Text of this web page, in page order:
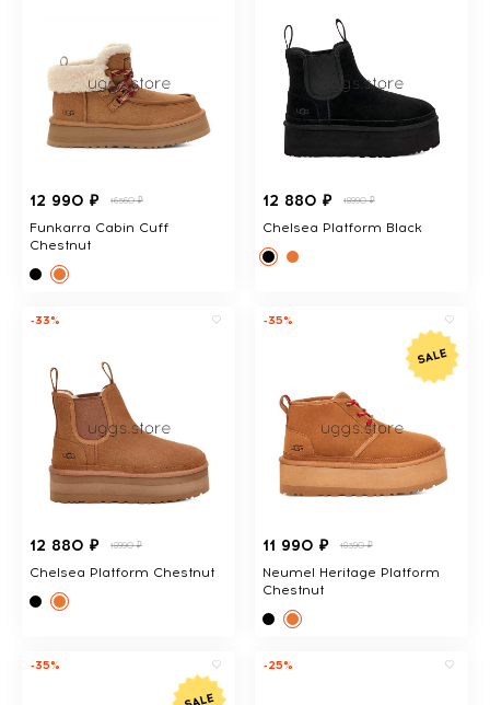
12 990 ₽ 16560 ₽
Funkarra Cabin Cuff
Chestnut
12 880 ₽ 18990 ₽
Chelsea Platform Black
-33%
12 880 ₽ 18990 ₽
Chelsea Platform Chestnut
-35%
11 990 ₽ 18390 ₽
Neumel Heritage Platform
Chestnut
-35% -25%